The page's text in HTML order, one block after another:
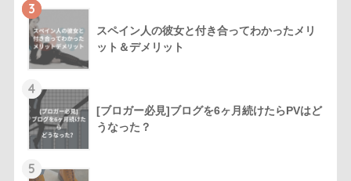
3
スペイン人の彼女と付き合ってわかったメリ
ット＆デメリット
4
[ブロガー必見]ブログを6ヶ月続けたらPVはど
うなった？
5